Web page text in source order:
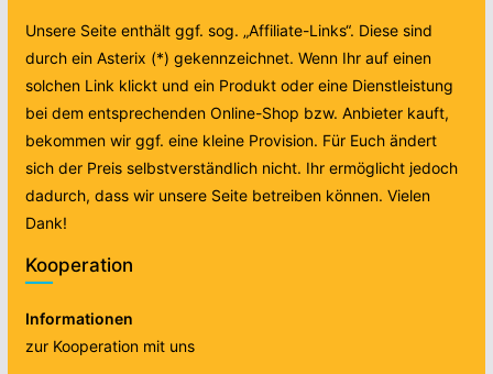
Unsere Seite enthält ggf. sog. „Affiliate-Links“. Diese sind
durch ein Asterix (*) gekennzeichnet. Wenn Ihr auf einen
solchen Link klickt und ein Produkt oder eine Dienstleistung
bei dem entsprechenden Online-Shop bzw. Anbieter kauft,
bekommen wir ggf. eine kleine Provision. Für Euch ändert
sich der Preis selbstverständlich nicht. Ihr ermöglicht jedoch
dadurch, dass wir unsere Seite betreiben können. Vielen
Dank!
Kooperation
Informationen
zur Kooperation mit uns